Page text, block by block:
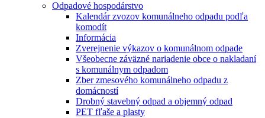
Odpadové hospodárstvo
Kalendár zvozov komunálneho odpadu podľa
komodít
Informácia
Zverejnenie výkazov o komunálnom odpade
Všeobecne záväzné nariadenie obce o nakladaní
s komunálnym odpadom
Zber zmesového komunálneho odpadu z
domácností
Drobný stavebný odpad a objemný odpad
PET fľaše a plasty